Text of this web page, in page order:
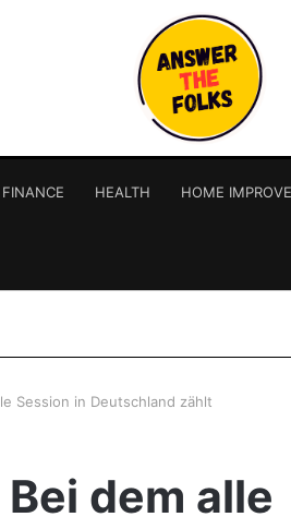
FINANCE HEALTH HOME
Session in Deutschland zählt
dem alle